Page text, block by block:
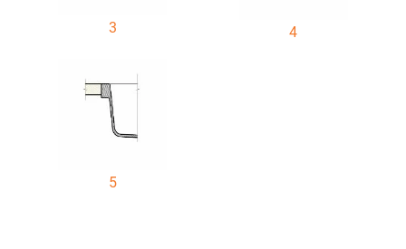
3 4
5